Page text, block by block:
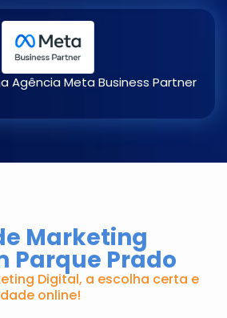
Agência Meta Business Partner​
Marketing
Parque Prado
Digital, a escolha certa e
online!